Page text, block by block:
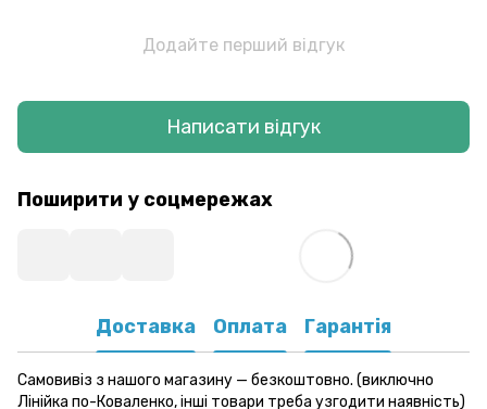
Додайте перший відгук
Написати відгук
Поширити у соцмережах
Доставка Оплата Гарантія
Самовивіз з нашого магазину — безкоштовно. (виключно
Лінійка по-Коваленко, інші товари треба узгодити наявність)